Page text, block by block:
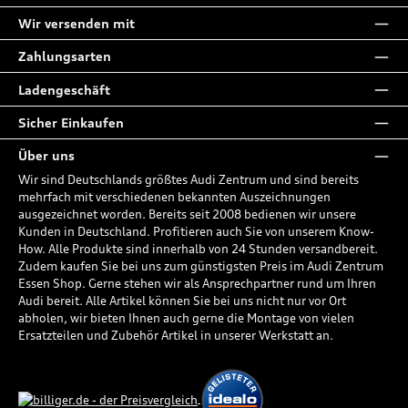
Wir versenden mit
Zahlungsarten
Ladengeschäft
Sicher Einkaufen
Über uns
Wir sind Deutschlands größtes Audi Zentrum und sind bereits
mehrfach mit verschiedenen bekannten Auszeichnungen
ausgezeichnet worden. Bereits seit 2008 bedienen wir unsere
Kunden in Deutschland. Profitieren auch Sie von unserem Know-
How. Alle Produkte sind innerhalb von 24 Stunden versandbereit.
Zudem kaufen Sie bei uns zum günstigsten Preis im Audi Zentrum
Essen Shop. Gerne stehen wir als Ansprechpartner rund um Ihren
Audi bereit. Alle Artikel können Sie bei uns nicht nur vor Ort
abholen, wir bieten Ihnen auch gerne die Montage von vielen
Ersatzteilen und Zubehör Artikel in unserer Werkstatt an.